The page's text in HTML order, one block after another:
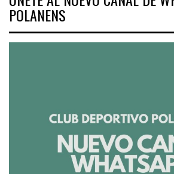
POLANENS